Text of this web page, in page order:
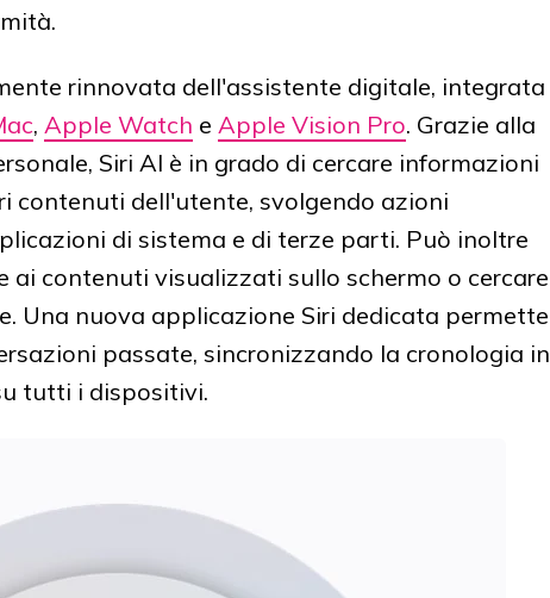
rinnovata dell'assistente digitale, integrata
, Apple Watch e Apple Vision Pro. Grazie alla
Siri AI è in grado di cercare informazioni
contenuti dell'utente, svolgendo azioni
di sistema e di terze parti. Può inoltre
ai contenuti visualizzati sullo schermo o cercare
Una nuova applicazione Siri dedicata permette
passate, sincronizzando la cronologia in
tutti i dispositivi.